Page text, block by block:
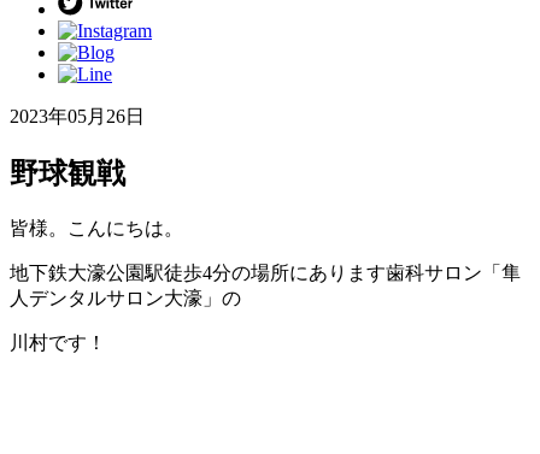
2023年05月26日
野球観戦
皆様。こんにちは。
地下鉄大濠公園駅徒歩4分の場所にあります歯科サロン「隼
人デンタルサロン大濠」の
川村です！